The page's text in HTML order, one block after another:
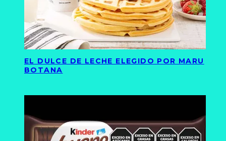
EL DULCE DE LECHE ELEGIDO POR MARU
BOTANA